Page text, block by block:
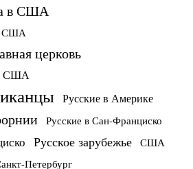
в США
США
церковь
США
Русские в Америке
Русские в Сан-Франциско
Русское зарубежье США
Петербург